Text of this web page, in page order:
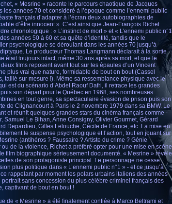
« Mesrine » raconte le parcours chaotique de Jacques
années 70 et considéré à l’époque comme l’ennemi public
français d’adapter à l’écran deux autobiographies de
d’être innocent ». C’est ainsi que Jean-François Richet
chronologique : « L’instinct de mort » et « L’ennemi public n°1
années 50 à 60 et sa quête d’identité, tandis que le
psychologique se déroulant dans les années 70 jusqu’à
Le producteur Thomas Langmann déclarait à la sortie
était toujours intact, même 30 ans après sa mort, et que le
films reposent avant tout sur les épaules d’un Vincent
plus vrai que nature, formidable de bout en bout (Cassel
taillé sur mesure !). Même sa ressemblance physique avec le
est du scénario d’Abdel Raouf Dafri, il retrace les grandes
son départ pour le Québec en 1968, ses nombreuses
en tout genre, sa spectaculaire évasion de prison puis son
de Clignancourt à Paris le 2 novembre 1979 dans sa BMW. Le
et réunit quelques grandes stars du cinéma français comme -
Le Bihan, Anne Consigny, Olivier Gourmet, Gérard
Depardieu, Gilles Lelouche, Cécile de France, etc. La mise en
le suspense psychologique et l’action, tout en jouant sur
(antihéros ? Faussaire ? Artiste du crime ? Génie
de la violence, Richet a préféré opter pour une mise en scène
film biographique sérieusement documenté. « Mesrine » révèle
de son protagoniste principal. Le personnage ne cesse
plus politique dans « L’ennemi public n°1 » - et ce jusqu’à
rappelant par moment les polars urbains italiens des années
sans concession du plus célèbre criminel français des
captivant de bout en bout !
de « Mesrine » a été finalement confiée à Marco Beltrami et